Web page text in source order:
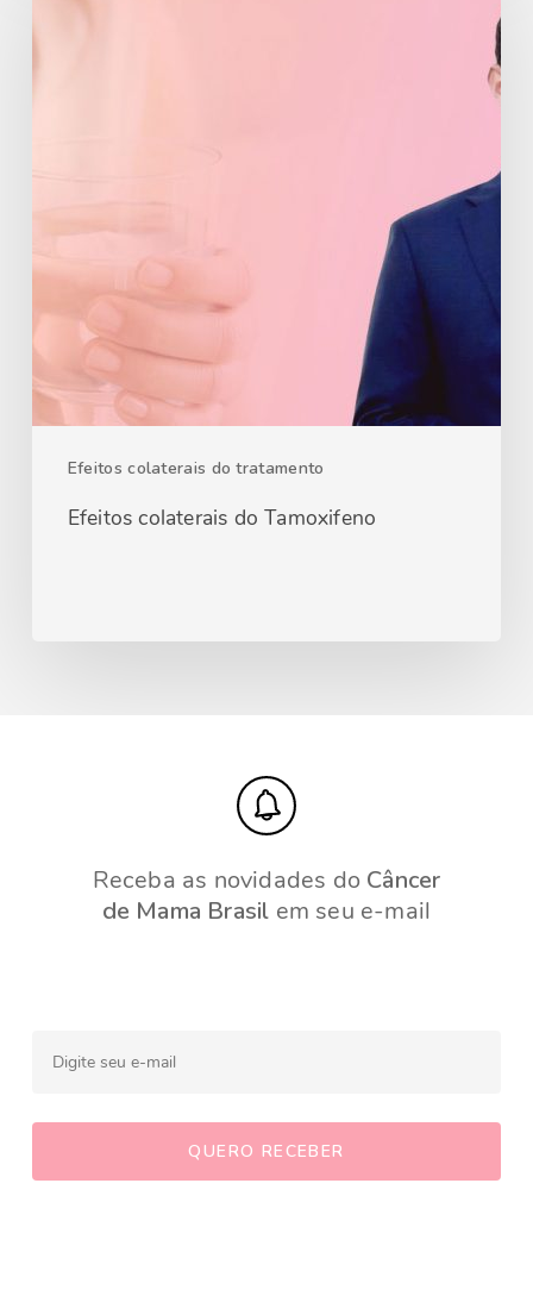
Efeitos colaterais do tratamento
Efeitos colaterais do Tamoxifeno
Receba as novidades do Câncer
de Mama Brasil em seu e-mail